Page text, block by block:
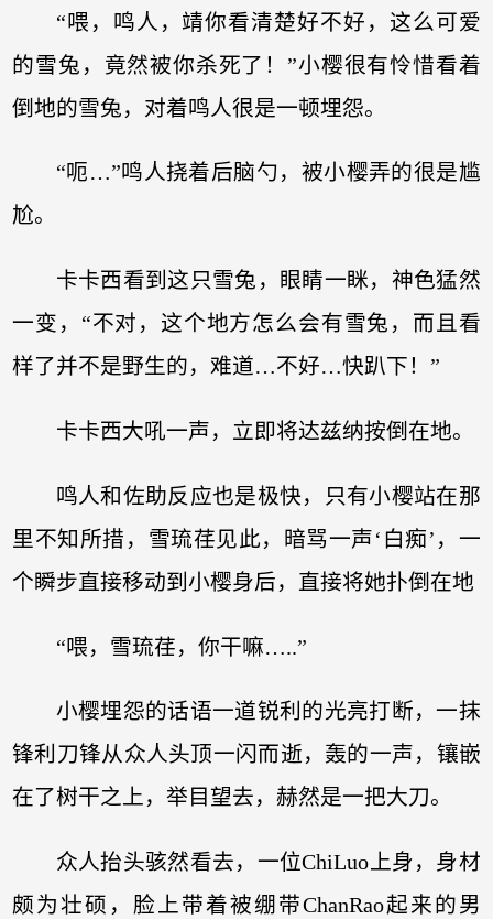
“喂，鸣人，靖你看清楚好不好，这么可爱
的雪兔，竟然被你杀死了！”小樱很有怜惜看着
倒地的雪兔，对着鸣人很是一顿埋怨。
“呃…”鸣人挠着后脑勺，被小樱弄的很是尴
尬。
卡卡西看到这只雪兔，眼睛一眯，神色猛然
一变，“不对，这个地方怎么会有雪兔，而且看
样了并不是野生的，难道…不好…快趴下！”
卡卡西大吼一声，立即将达兹纳按倒在地。
鸣人和佐助反应也是极快，只有小樱站在那
里不知所措，雪琉荏见此，暗骂一声‘白痴’，一
个瞬步直接移动到小樱身后，直接将她扑倒在地
“喂，雪琉荏，你干嘛…..”
小樱埋怨的话语一道锐利的光亮打断，一抹
锋利刀锋从众人头顶一闪而逝，轰的一声，镶嵌
在了树干之上，举目望去，赫然是一把大刀。
众人抬头骇然看去，一位ChiLuo上身，身材
颇为壮硕，脸上带着被绷带ChanRao起来的男